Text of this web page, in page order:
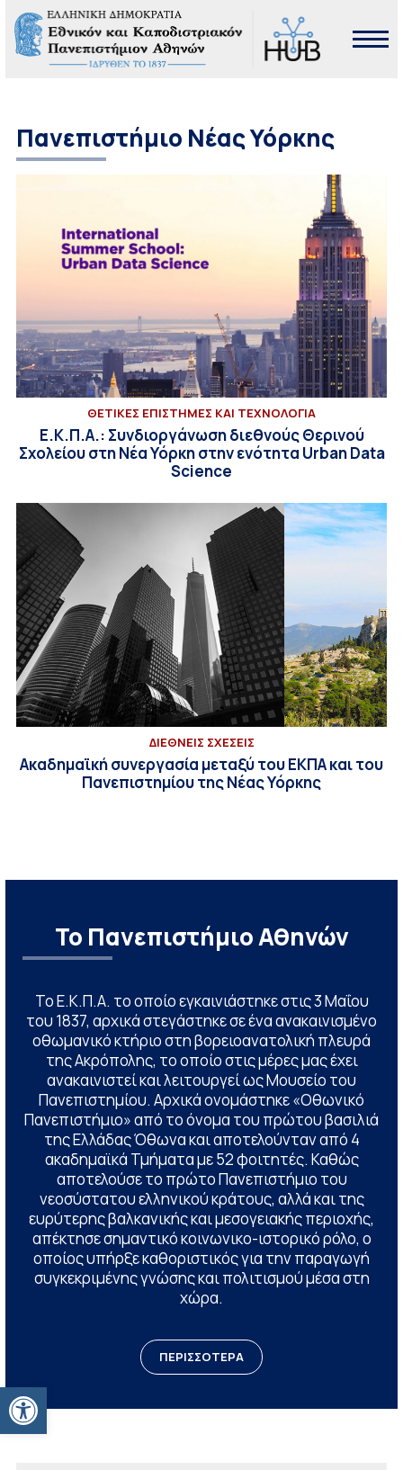
Ανοίξτε τη γραμμή εργαλείων
Πανεπιστήμιο Νέας Υόρκης
ΘΕΤΙΚΕΣ ΕΠΙΣΤΗΜΕΣ ΚΑΙ ΤΕΧΝΟΛΟΓΙΑ
Ε.Κ.Π.Α.: Συνδιοργάνωση διεθνούς Θερινού
Σχολείου στη Νέα Υόρκη στην ενότητα Urban Data
Science
ΔΙΕΘΝΕΙΣ ΣΧΕΣΕΙΣ
Ακαδημαϊκή συνεργασία μεταξύ του ΕΚΠΑ και του
Πανεπιστημίου της Νέας Υόρκης
Το Πανεπιστήμιο Αθηνών
Το Ε.Κ.Π.Α. το οποίο εγκαινιάστηκε στις 3 Μαΐου
του 1837, αρχικά στεγάστηκε σε ένα ανακαινισμένο
οθωμανικό κτήριο στη βορειοανατολική πλευρά
της Ακρόπολης, το οποίο στις μέρες μας έχει
ανακαινιστεί και λειτουργεί ως Μουσείο του
Πανεπιστημίου. Αρχικά ονομάστηκε «Οθωνικό
Πανεπιστήμιο» από το όνομα του πρώτου βασιλιά
της Ελλάδας Όθωνα και αποτελούνταν από 4
ακαδημαϊκά Τμήματα με 52 φοιτητές. Καθώς
αποτελούσε το πρώτο Πανεπιστήμιο του
νεοσύστατου ελληνικού κράτους, αλλά και της
ευρύτερης βαλκανικής και μεσογειακής περιοχής,
απέκτησε σημαντικό κοινωνικο-ιστορικό ρόλο, ο
οποίος υπήρξε καθοριστικός για την παραγωγή
συγκεκριμένης γνώσης και πολιτισμού μέσα στη
χώρα.
ΠΕΡΙΣΣΟΤΕΡΑ